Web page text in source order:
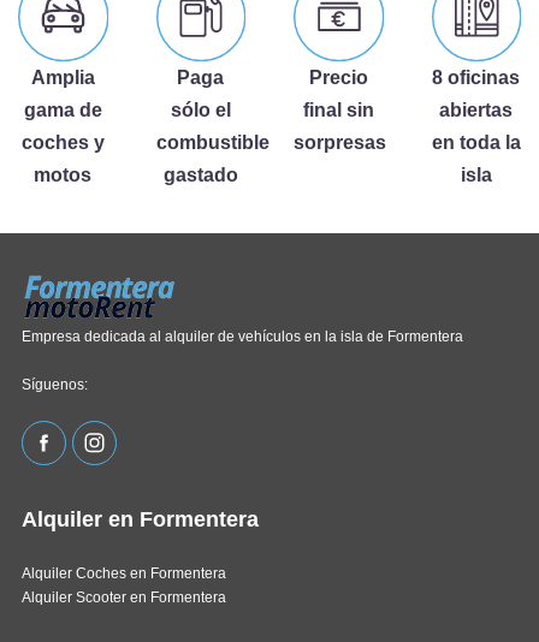
Amplia
gama de
coches y
motos
Paga
sólo el
combustible
gastado
Precio
final sin
sorpresas
8 oficinas
abiertas
en toda la
isla
Empresa dedicada al alquiler de vehículos en la isla de Formentera
Síguenos:
Alquiler en Formentera
Alquiler Coches en Formentera
Alquiler Scooter en Formentera